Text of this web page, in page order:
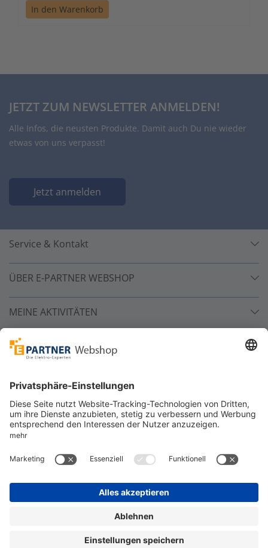
In den Warenkorb
JETZT ZUM NEWSLETTER ANMELDEN!
Alle Infos, die neusten Produkte. Damit auch Du nie wieder
etwas von uns verpasst!
Jetzt anmelden
Service & Kontakt
ÜBER E-PARTNER WEBSHOP
MEINE AKTIVITÄTEN
Unsere Zahlarten
Versandpartner
Sicher bestellen
Versandkosten.
One4Business Solutions GmbH
Cookie-Richtlinie Barrierefreiheitserklärung